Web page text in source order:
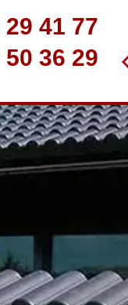
29 41 77
50 36 29